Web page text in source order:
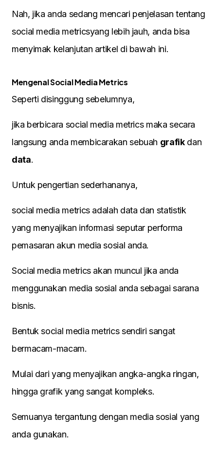
Nah, jika anda sedang mencari penjelasan tentang
social media metricsyang lebih jauh, anda bisa
menyimak kelanjutan artikel di bawah ini.
Mengenal Social Media Metrics
Seperti disinggung sebelumnya,
jika berbicara social media metrics maka secara
langsung anda membicarakan sebuah grafikdan
data.
Untuk pengertian sederhananya,
social media metrics adalah data dan statistik
yang menyajikan informasi seputar performa
pemasaran akun media sosial anda.
Social media metrics akan muncul jika anda
menggunakan media sosial anda sebagai sarana
bisnis.
Bentuk social media metrics sendiri sangat
bermacam-macam.
Mulai dari yang menyajikan angka-angka ringan,
hingga grafik yang sangat kompleks.
Semuanya tergantung dengan media sosial yang
anda gunakan.